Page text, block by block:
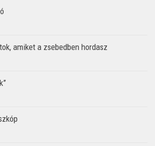
amiket a zsebedben hordasz